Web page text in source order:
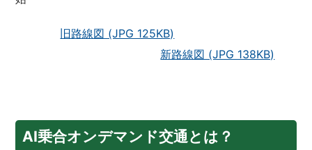
旧路線図 (JPG 125KB)
新路線図 (JPG 138KB)
AI乗合オンデマンド交通とは？